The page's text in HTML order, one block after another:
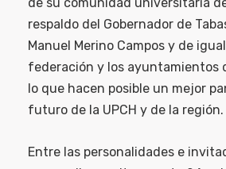
de su comunidad universitaria
respaldo del Gobernador de
Manuel Merino Campos y de
federación y los ayuntamientos
lo que hacen posible un mejor
futuro de la UPCH y de la región.
Entre las personalidades e